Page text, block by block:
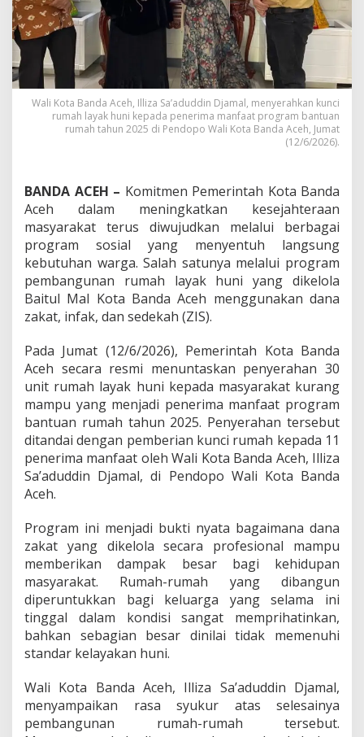
T
u
n
t
a
s
a
n
3
m
a
h
y
a
k
H
n
u
n
t
u
k
W
a
r
i
s
k
i
Wali Kota Banda Aceh, Illiza Sa’aduddin Djamal, menyerahkan kunci
rumah layak huni kepada penerima manfaat program bantuan
rumah tahun 2025 di Pendopo Wali Kota Banda Aceh, Jumat
(12/6/2026).
BANDA ACEH – Komitmen Pemerintah Kota Banda
Aceh dalam meningkatkan kesejahteraan
masyarakat terus diwujudkan melalui berbagai
program sosial yang menyentuh langsung
kebutuhan warga. Salah satunya melalui program
pembangunan rumah layak huni yang dikelola
Baitul Mal Kota Banda Aceh menggunakan dana
zakat, infak, dan sedekah (ZIS).
Pada Jumat (12/6/2026), Pemerintah Kota Banda
Aceh secara resmi menuntaskan penyerahan 30
unit rumah layak huni kepada masyarakat kurang
mampu yang menjadi penerima manfaat program
bantuan rumah tahun 2025. Penyerahan tersebut
ditandai dengan pemberian kunci rumah kepada 11
penerima manfaat oleh Wali Kota Banda Aceh, Illiza
Sa’aduddin Djamal, di Pendopo Wali Kota Banda
Aceh.
Program ini menjadi bukti nyata bagaimana dana
zakat yang dikelola secara profesional mampu
memberikan dampak besar bagi kehidupan
masyarakat. Rumah-rumah yang dibangun
diperuntukkan bagi keluarga yang selama ini
tinggal dalam kondisi sangat memprihatinkan,
bahkan sebagian besar dinilai tidak memenuhi
standar kelayakan huni.
Wali Kota Banda Aceh, Illiza Sa’aduddin Djamal,
menyampaikan rasa syukur atas selesainya
pembangunan rumah-rumah tersebut.